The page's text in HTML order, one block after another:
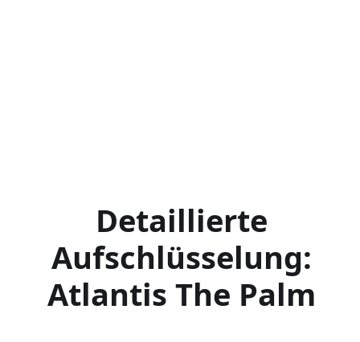
Detaillierte
Aufschlüsselung:
Atlantis The Palm